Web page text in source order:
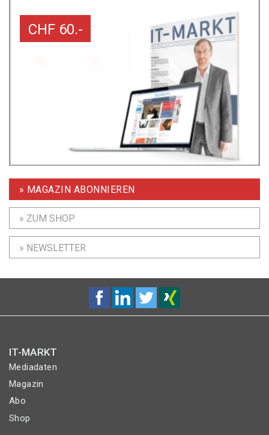
CHF 60.-
» MAGAZIN ABONNIEREN
» ZUM SHOP
» NEWSLETTER
IT-MARKT
Mediadaten
Magazin
Abo
Shop